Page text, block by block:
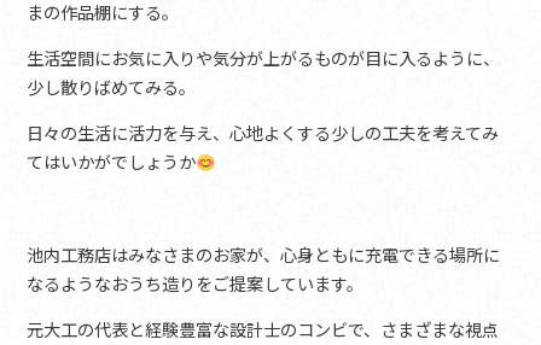
まの作品棚にする。
生活空間にお気に入りや気分が上がるものが目に入るように、
少し散りばめてみる。
日々の生活に活力を与え、心地よくする少しの工夫を考えてみ
てはいかがでしょうか
池内工務店はみなさまのお家が、心身ともに充電できる場所に
なるようなおうち造りをご提案しています。
元大工の代表と経験豊富な設計士のコンビで、さまざまな視点